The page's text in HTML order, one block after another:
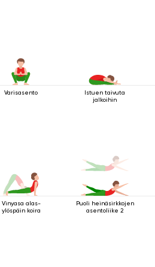
Varisasento
Istuen taivuta
jalkoihin
Vinyasa alas-
ylöspäin koira
Puoli heinäsirkkojen
asentoliike 2